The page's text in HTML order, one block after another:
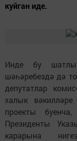
куйган иде.
Инде бу
шәһәребездә дә
депутатлар
халык
проекты
Президенты
карарына